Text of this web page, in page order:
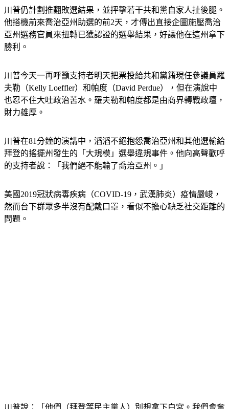
川普仍計劃推翻敗選結果，並抨擊若干共和黨自家人扯後腿。
他搭機前來喬治亞州助選的前2天，才傳出直接企圖施壓喬治
亞州選務官員來扭轉已獲認證的選舉結果，好讓他在這州拿下
勝利。
川普今天一再呼籲支持者明天把票投給共和黨籍現任參議員羅
夫勒（Kelly Loeffler）和帕度（David Perdue），但在演說中
也忍不住大吐政治苦水。羅夫勒和帕度都是由商界轉戰政壇，
財力雄厚。
川普在81分鐘的演講中，滔滔不絕抱怨喬治亞州和其他選輸給
拜登的搖擺州發生的「大規模」選舉違規事件。他向高聲歡呼
的支持者說：「我們絕不能輸了喬治亞州。」
美國2019冠狀病毒疾病（COVID-19，武漢肺炎）疫情嚴峻，
然而台下群眾多半沒有配戴口罩，看似不擔心缺乏社交距離的
問題。